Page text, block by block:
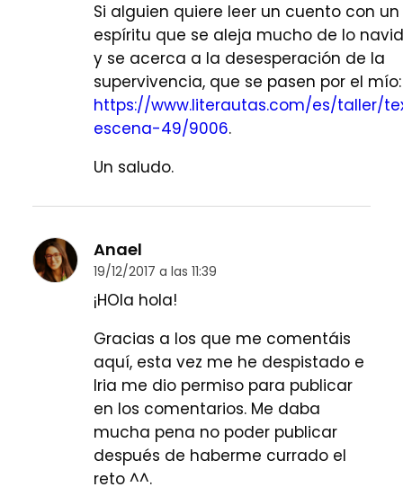
Si alguien quiere leer un cuento con un
espíritu que se aleja mucho de lo
y se acerca a la desesperación de la
supervivencia, que se pasen por el mío:
https://www.literautas.com/es/taller/
escena-49/9006.
Un saludo.
Anael
19/12/2017 a las 11:39
¡HOla hola!
Gracias a los que me comentáis
aquí, esta vez me he despistado e
Iria me dio permiso para publicar
en los comentarios. Me daba
mucha pena no poder publicar
después de haberme currado el
reto ^^.